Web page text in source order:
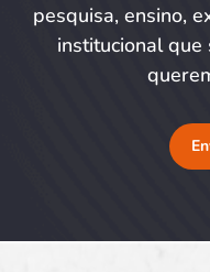
pesquisa, ensino,
institucional que